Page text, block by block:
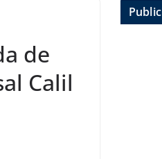
de
Calil